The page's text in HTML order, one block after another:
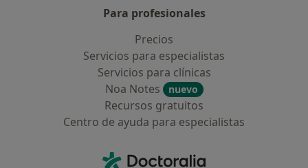
Para profesionales
Precios
Servicios para especialistas
Servicios para clínicas
Noa Notes
nuevo
Recursos gratuitos
Centro de ayuda para especialistas
Doctoralia - Página de inicio